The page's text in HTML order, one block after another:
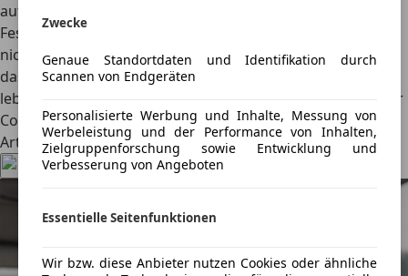
Zwecke
Genaue Standortdaten und Identifikation durch
Scannen von Endgeräten
Personalisierte Werbung und Inhalte, Messung von
Werbeleistung und der Performance von Inhalten,
Zielgruppenforschung sowie Entwicklung und
Verbesserung von Angeboten
Essentielle Seitenfunktionen
Wir bzw. diese Anbieter nutzen Cookies oder ähnliche
aufgebaut wird, dürfte der Preis ohnehin stark variieren.
Fest steht: Unter einer halben Million Euro dürfte hier gar
nichts gehen. Das Midsummer Coupé zeigt eindrucksvoll,
dass die Ära der exklusiven Karosseriebau-Kunst
lebendiger ist als je zuvor. (Text: an | Bilder: Morgan Motor
Company)
Artikel teilen